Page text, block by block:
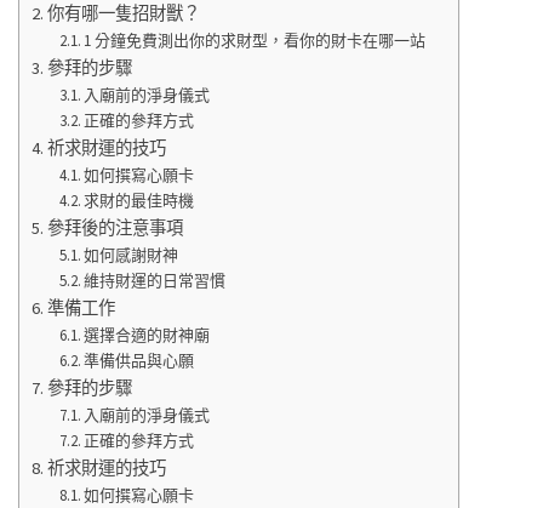
你有哪一隻招財獸？
1 分鐘免費測出你的求財型，看你的財卡在哪一站
參拜的步驟
入廟前的淨身儀式
正確的參拜方式
祈求財運的技巧
如何撰寫心願卡
求財的最佳時機
參拜後的注意事項
如何感謝財神
維持財運的日常習慣
準備工作
選擇合適的財神廟
準備供品與心願
參拜的步驟
入廟前的淨身儀式
正確的參拜方式
祈求財運的技巧
如何撰寫心願卡